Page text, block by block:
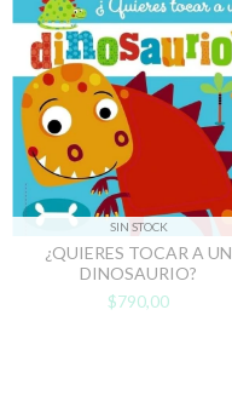
SIN STOCK
¿QUIERES TOCAR A UN
DINOSAURIO?
$790,00